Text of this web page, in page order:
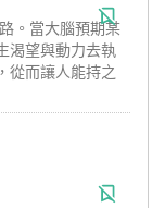
。當大腦預期某
渴望與動力去執
從而讓人能持之